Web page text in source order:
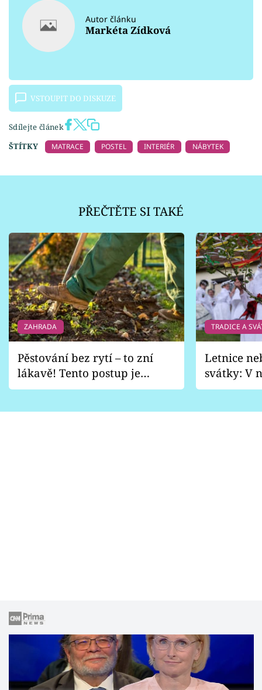
Autor článku
Markéta Zídková
VSTOUPIT DO DISKUZE
Sdílejte článek
ŠTÍTKY
MATRACE POSTEL INTERIÉR NÁBYTEK
PŘEČTĚTE SI TAKÉ
ZAHRADA
Pěstování bez rytí – to zní
lákavě! Tento postup je
vhodný jen pro některé
TRADICE A
Letnice
svátky: V
pondělí